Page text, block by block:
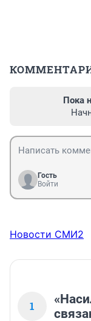
Пока
Гость
Войти
Новости СМИ2
1